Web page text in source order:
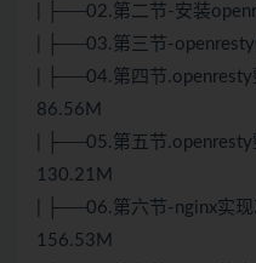
| ├──02.第二节-安装
| ├──03.第三节-
| ├──04.第四节
86.56M
| ├──05.第五节
130.21M
| ├──06.第六节-nginx实
156.53M